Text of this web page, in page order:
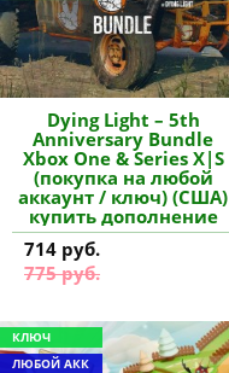
Dying Light – 5th
Anniversary Bundle
Xbox One & Series X|S
(покупка на любой
аккаунт / ключ) (США)
купить дополнение
714 руб.
775 руб.
КЛЮЧ
ЛЮБОЙ АКК